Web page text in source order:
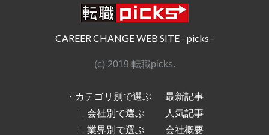
CAREER CHANGE WEB SITE - picks -
(c) 2019 転職picks.
・カテゴリ別で選ぶ
∟ 会社別で選ぶ
∟ 業界別で選ぶ
最新記事
人気記事
会社概要